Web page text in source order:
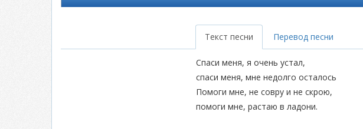
Текст песни Перевод песни
Спаси меня, я очень устал,
спаси меня, мне недолго осталось
Помоги мне, не совру и не скрою,
помоги мне, растаю в ладони.